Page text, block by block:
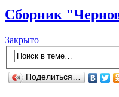
Сборник
Закрыто
Поделиться…